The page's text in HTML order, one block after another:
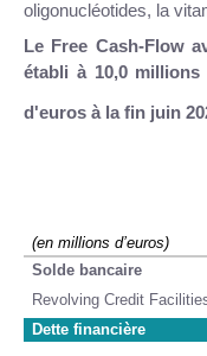
oligonucléotides, la
Le Free Cash-Flow
établi à 10,0 millions
d'euros à la fin juin
(en millions d’euros)
Solde bancaire
Revolving Credit
Dette financière